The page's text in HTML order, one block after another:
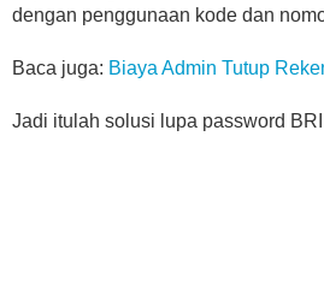
dengan penggunaan kode dan
Baca juga: Biaya Admin Tutup
Jadi itulah solusi lupa password